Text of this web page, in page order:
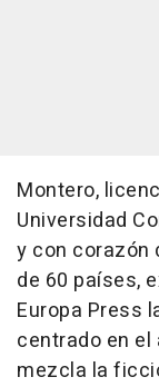
Montero,
Universidad
y con corazón
de 60 países,
Europa Press
centrado en
mezcla la